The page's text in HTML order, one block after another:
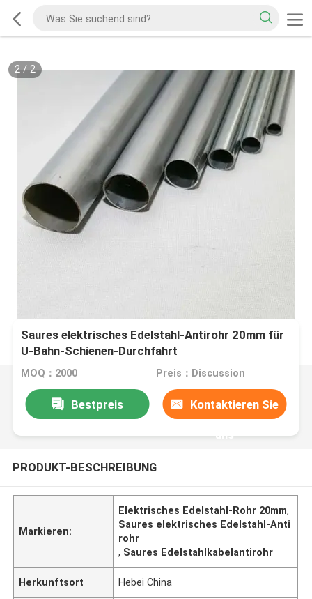
2/ 2
Saures elektrisches Edelstahl-Antirohr 20mm für
U-Bahn-Schienen-Durchfahrt
MOQ：2000 Preis：Discussion
Bestpreis Kontaktieren Sie
uns
PRODUKT-BESCHREIBUNG
Markieren:
Elektrisches Edelstahl-Rohr 20mm,
Saures elektrisches Edelstahl-Anti
rohr
, Saures Edelstahlkabelantirohr
Herkunftsort Hebei China